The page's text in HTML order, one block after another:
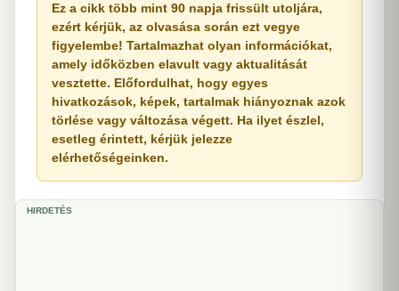
Ez a cikk több mint 90 napja frissült utoljára,
ezért kérjük, az olvasása során ezt vegye
figyelembe! Tartalmazhat olyan információkat,
amely időközben elavult vagy aktualitását
vesztette. Előfordulhat, hogy egyes
hivatkozások, képek, tartalmak hiányoznak azok
törlése vagy változása végett. Ha ilyet észlel,
esetleg érintett, kérjük jelezze
elérhetőségeinken.
HIRDETÉS